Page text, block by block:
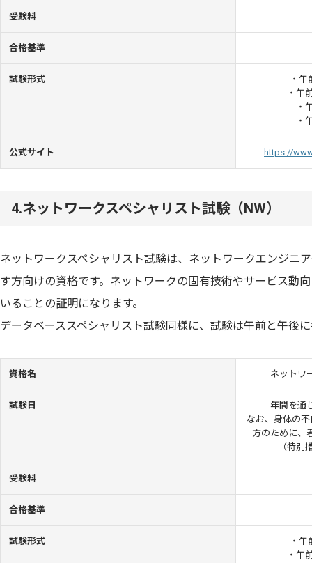
受験料
合格基準
試験形式
・
・午
・
・
公式サイト https://
4.ネットワークスペシャリスト試験（NW）
ネットワークスペシャリスト試験は、ネットワークエンジニ
す方向けの資格です。ネットワークの固有技術やサービス動
いることの証明になります。
データベーススペシャリスト試験同様に、試験は午前と午後
資格名 ネットワ
試験日
年間を通
なお、身体の
方のために、
（特別
受験料
合格基準
試験形式
・
・午